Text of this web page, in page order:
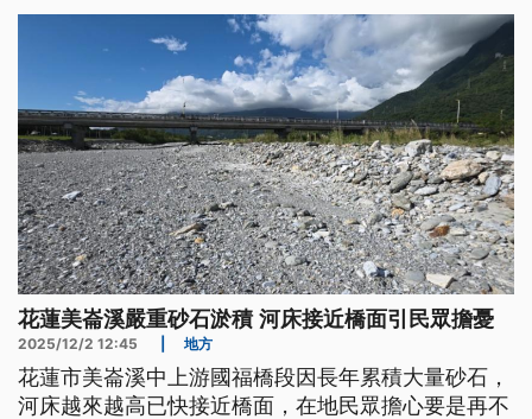
格，業者認為利潤太小，因此還未出手。
花蓮美崙溪嚴重砂石淤積 河床接近橋面引民眾擔憂
2025/12/2 12:45 地方
花蓮市美崙溪中上游國福橋段因長年累積大量砂石，
河床越來越高已快接近橋面，在地民眾擔心要是再不